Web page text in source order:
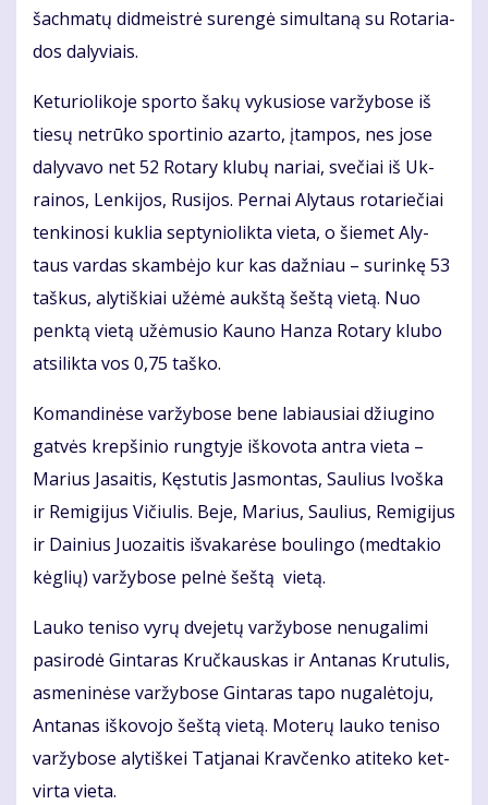
šach­ma­tų did­meist­rė su­ren­gė si­mul­ta­ną su Ro­ta­ria­
dos da­ly­viais.
Ke­tu­rio­li­ko­je spor­to ša­kų vy­ku­sio­se var­žy­bo­se iš
tie­sų ne­trū­ko spor­ti­nio azar­to, įtam­pos, nes jo­se
da­ly­va­vo net 52 Ro­ta­ry klu­bų na­riai, sve­čiai iš Uk­
rai­nos, Len­ki­jos, Ru­si­jos. Per­nai Aly­taus ro­ta­rie­čiai
ten­ki­no­si kuk­lia sep­ty­nio­lik­ta vie­ta, o šie­met Aly­
taus var­das skam­bė­jo kur kas daž­niau – su­rin­kę 53
taš­kus, aly­tiš­kiai už­ėmė aukš­tą šeš­tą vie­tą. Nuo
penk­tą vie­tą už­ėmu­sio Kau­no Han­za Ro­ta­ry klu­bo
at­si­lik­ta vos 0,75 taš­ko.
Ko­man­di­nė­se var­žy­bo­se be­ne la­biau­siai džiu­gi­no
gat­vės krep­ši­nio rung­ty­je iš­ko­vo­ta an­tra vie­ta –
Ma­rius Ja­sai­tis, Kęs­tu­tis Jas­mon­tas, Sau­lius Ivoš­ka
ir Re­mi­gi­jus Vi­čiu­lis. Be­je, Ma­rius, Sau­lius, Re­mi­gi­jus
ir Dai­nius Juo­zai­tis iš­va­ka­rė­se bou­lin­go (med­ta­kio
kėg­lių) var­žy­bo­se pel­nė šeš­tą vie­tą.
Lau­ko te­ni­so vy­rų dve­je­tų var­žy­bo­se ne­nu­ga­li­mi
pa­si­ro­dė Gin­ta­ras Kruč­kaus­kas ir An­ta­nas Kru­tu­lis,
as­me­ni­nė­se var­žy­bo­se Gin­ta­ras ta­po nu­ga­lė­to­ju,
An­ta­nas iš­ko­vo­jo šeš­tą vie­tą. Mo­te­rų lau­ko te­ni­so
var­žy­bo­se aly­tiš­kei Tat­ja­nai Krav­čen­ko ati­te­ko ket­
vir­ta vie­ta.